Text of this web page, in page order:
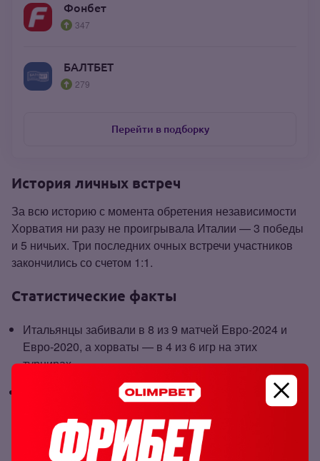
Фонбет
347
БАЛТБЕТ
279
Перейти в подборку
История личных встреч
За всю историю с момента обретения независимости
Хорватия ни разу не проигрывала Италии — 3 победы
и 5 ничьих. Три последних очных встречи участников
закончились со счетом 1:1.
Статистические факты
Итальянцы забивали в 8 из 9 матчей Евро‑2024 и
Евро‑2020, а хорваты — в 4 из 6 игр на этих
турнирах.
Обмен забитыми голами происходил в 4 из 5
Прогноз